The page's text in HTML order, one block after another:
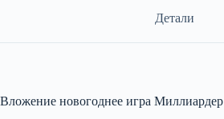
Детали
Вложение новогоднее игра Миллиардер